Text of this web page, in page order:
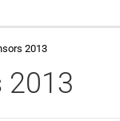
2013
2013